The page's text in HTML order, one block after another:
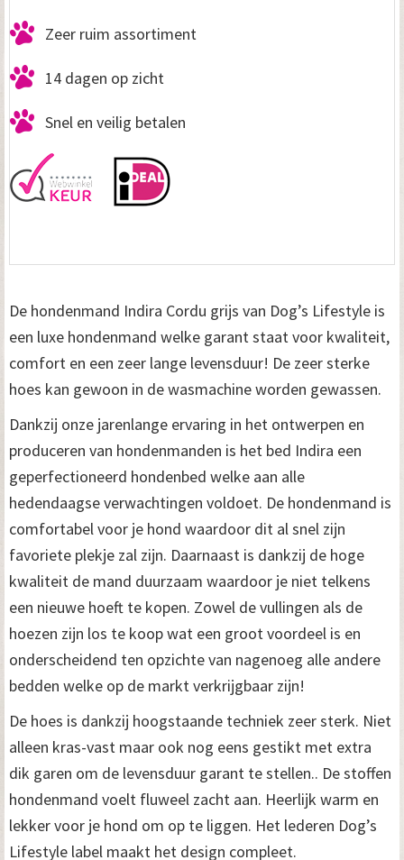
d
e
m
a
n
I
d
i
r
a
C
o
r
d
u
G
r
i
j
s
1
1
0
Zeer ruim assortiment
14 dagen op zicht
Snel en veilig betalen
De hondenmand Indira Cordu grijs van Dog’s Lifestyle is
een luxe hondenmand welke garant staat voor kwaliteit,
comfort en een zeer lange levensduur! De zeer sterke
hoes kan gewoon in de wasmachine worden gewassen.
Dankzij onze jarenlange ervaring in het ontwerpen en
produceren van hondenmanden is het bed Indira een
geperfectioneerd hondenbed welke aan alle
hedendaagse verwachtingen voldoet. De hondenmand is
comfortabel voor je hond waardoor dit al snel zijn
favoriete plekje zal zijn. Daarnaast is dankzij de hoge
kwaliteit de mand duurzaam waardoor je niet telkens
een nieuwe hoeft te kopen. Zowel de vullingen als de
hoezen zijn los te koop wat een groot voordeel is en
onderscheidend ten opzichte van nagenoeg alle andere
bedden welke op de markt verkrijgbaar zijn!
De hoes is dankzij hoogstaande techniek zeer sterk. Niet
alleen kras-vast maar ook nog eens gestikt met extra
dik garen om de levensduur garant te stellen.. De stoffen
hondenmand voelt fluweel zacht aan. Heerlijk warm en
lekker voor je hond om op te liggen. Het lederen Dog’s
Lifestyle label maakt het design compleet.